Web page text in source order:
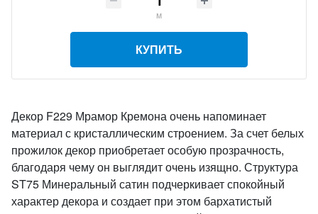
м
КУПИТЬ
Декор F229 Мрамор Кремона очень напоминает
материал с кристаллическим строением. За счет белых
прожилок декор приобретает особую прозрачность,
благодаря чему он выглядит очень изящно. Структура
ST75 Минеральный сатин подчеркивает спокойный
характер декора и создает при этом бархатистый